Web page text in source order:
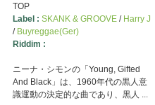
TOP
Label : SKANK & GROOVE/ Harry J
/ Buyreggae(Ger)
Riddim :
ニーナ・シモンの「Young, Gifted
And Black」は、1960年代の黒人意
識運動の決定的な曲であり、黒人 ...